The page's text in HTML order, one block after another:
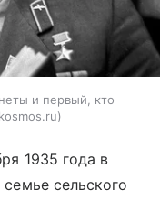
и первый, кто
1935 года в
сельского